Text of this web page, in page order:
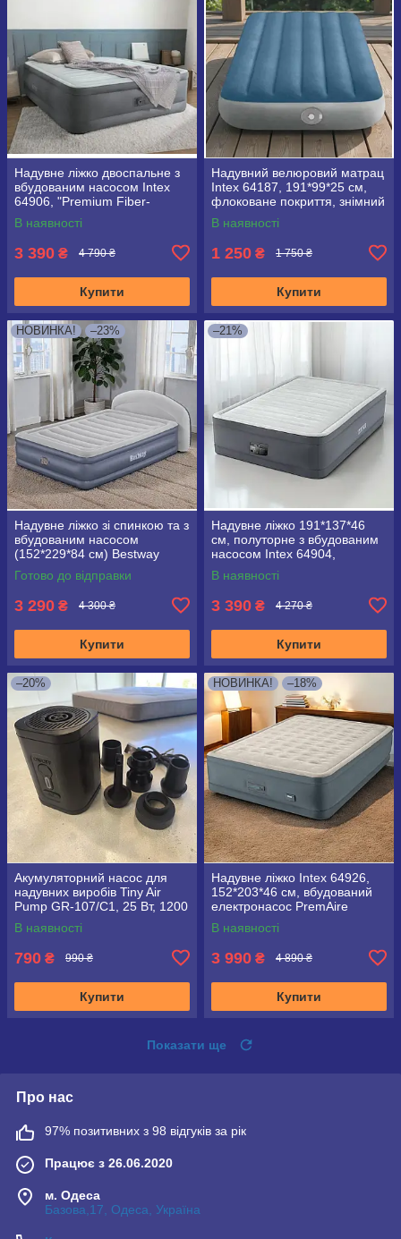
Надувне ліжко двоспальне з
вбудованим насосом Intex
64906, "Premium Fiber-
Tech™" 203*152*46 см
В наявності
3 390 ₴ 4 790 ₴
Купити
Надувний велюровий матрац
Intex 64187, 191*99*25 см,
флоковане покриття, знімний
вбудований акумуляторний
насос
В наявності
1 250 ₴ 1 750 ₴
Купити
НОВИНКА! –23%
Надувне ліжко зі спинкою та з
вбудованим насосом
(152*229*84 см) Bestway
671BD
Готово до відправки
3 290 ₴ 4 300 ₴
Купити
–21%
Надувне ліжко 191*137*46
см, полуторне з вбудованим
насосом Intex 64904,
PremAire
В наявності
3 390 ₴ 4 270 ₴
Купити
–20%
Акумуляторний насос для
надувних виробів Tiny Air
Pump GR‑107/C1, 25 Вт, 1200
мА·год, USB Type‑C,
комплект насадок
В наявності
790 ₴ 990 ₴
Купити
НОВИНКА! –18%
Надувне ліжко Intex 64926,
152*203*46 см, вбудований
електронасос PremAire
В наявності
3 990 ₴ 4 890 ₴
Купити
Показати ще
Про нас
97% позитивних з 98 відгуків за рік
Працює з 26.06.2020
м. Одеса
Базова,17, Одеса, Україна